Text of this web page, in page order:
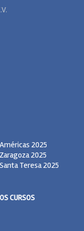
2025
2025
Teresa 2025
CURSOS